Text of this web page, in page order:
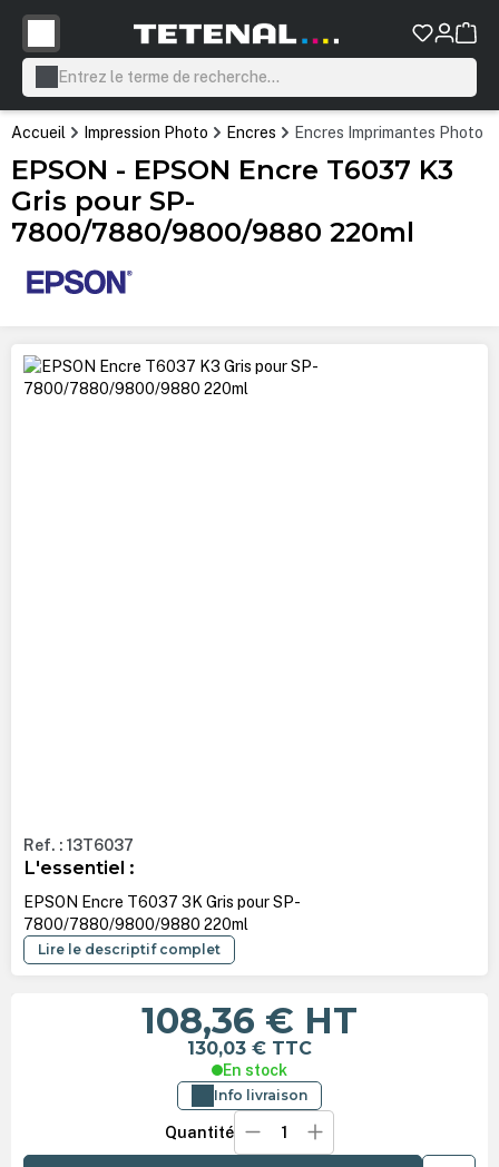
principal
Accueil Impression Photo Encres Encres Imprimantes Photo
EPSON - EPSON Encre T6037 K3
Gris pour SP-
7800/7880/9800/9880 220ml
Ignorer la galerie d'images
Ref. : 13T6037
L'essentiel :
EPSON Encre T6037 3K Gris pour SP-
7800/7880/9800/9880 220ml
Lire le descriptif complet
108,36 € HT
130,03 € TTC
En stock
Info livraison
Quantité